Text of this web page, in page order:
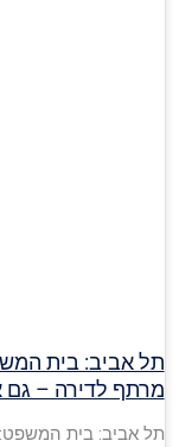
תל אביב: בית
מרתף לדירה – גם
תל אביב: בית